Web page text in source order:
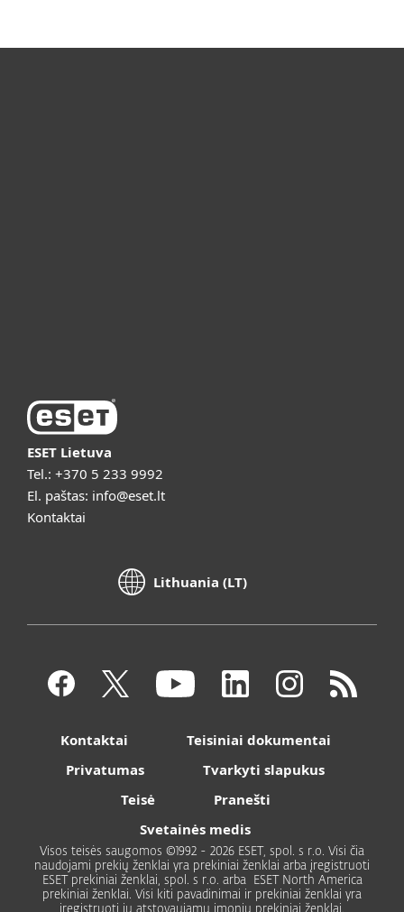
ESET Lietuva
Tel.: +370 5 233 9992
El. paštas: info@eset.lt
Kontaktai
Lithuania (LT)
Kontaktai
Teisiniai dokumentai
Privatumas
Tvarkyti slapukus
Teisė
Pranešti
Svetainės medis
Visos teisės saugomos ©1992 - 2026 ESET, spol. s r.o. Visi čia
naudojami prekių ženklai yra prekiniai ženklai arba įregistruoti
ESET prekiniai ženklai, spol. s r.o. arba ESET North America
prekiniai ženklai. Visi kiti pavadinimai ir prekiniai ženklai yra
įregistruoti jų atstovaujamų įmonių prekiniai ženklai.